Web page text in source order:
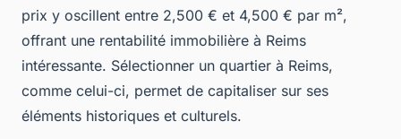
prix y oscillent entre 2,500 € et 4,500 € par m²,
offrant une rentabilité immobilière à Reims
intéressante. Sélectionner un quartier à Reims,
comme celui-ci, permet de capitaliser sur ses
éléments historiques et culturels.